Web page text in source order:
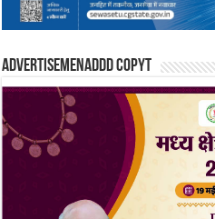
Advertisemenaddd copyt